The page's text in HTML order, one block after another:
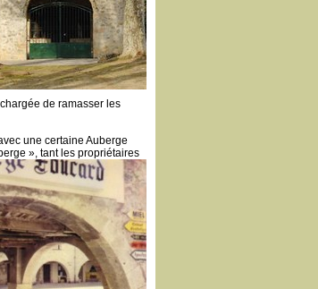
de ramasser les
une certaine Auberge
», tant les propriétaires